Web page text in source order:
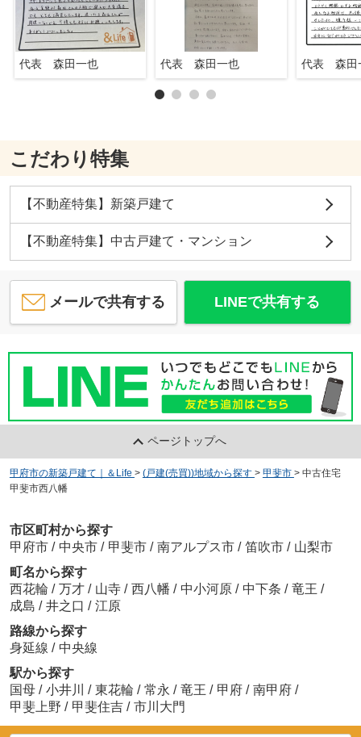
代表 森田一也 代表 森田一也 代表 森田
こだわり特集
【不動産特集】新築戸建て
【不動産特集】中古戸建て・マンション
メールで共有する LINEで共有する
ページトップへ
甲府市の新築戸建て｜＆Life > (戸建(売買))地域から探す > 甲斐市 > 中古住宅
甲斐市西八幡
市区町村から探す
甲府市 / 中央市 / 甲斐市 / 南アルプス市 / 笛吹市 / 山梨市
町名から探す
西花輪 / 万才 / 山寺 / 西八幡 / 中小河原 / 中下条 / 竜王 /
成島 / 井之口 / 江原
路線から探す
身延線 / 中央線
駅から探す
国母 / 小井川 / 東花輪 / 常永 / 竜王 / 甲府 / 南甲府 /
甲斐上野 / 甲斐住吉 / 市川大門